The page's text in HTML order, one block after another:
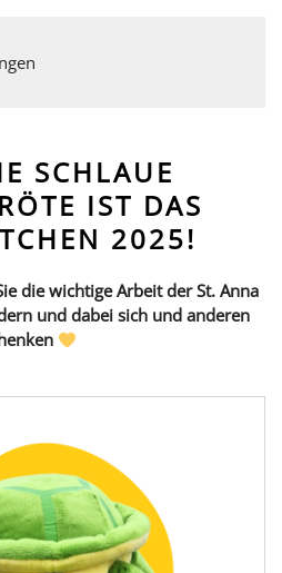
SCHLAUE
IST DAS
2025!
die wichtige Arbeit der St. Anna
und dabei sich und anderen